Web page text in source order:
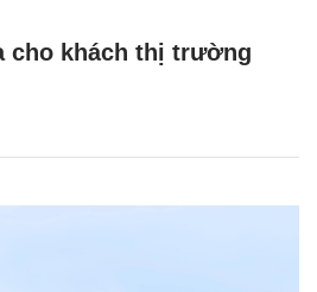
cho khách thị trường